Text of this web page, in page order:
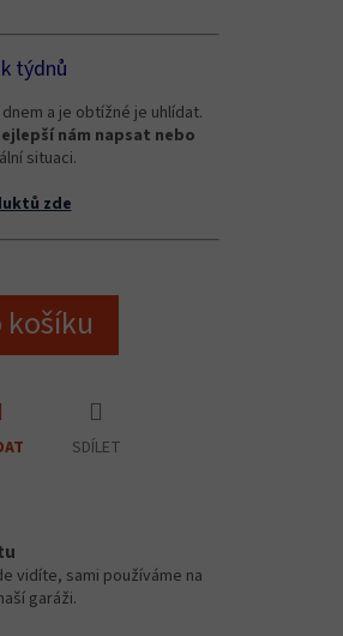
týdnů
a je obtížné je uhlídat.
nám napsat nebo
situaci.
zde
SDÍLET
vidíte, sami používáme na
garáži.